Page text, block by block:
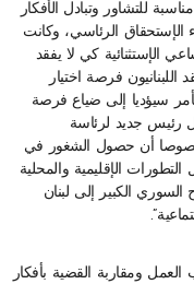
للتشاور وتبادل الأفكار
الإستحقاق الرئاسي، وكانت
الإستثنائية كي لا يفقد
فرصة اختيار
سيؤديا إلى ضياع فرصة
رئيس جديد لرئاسة
خصوصا أن حصول الشغور في
الإقليمية والمحلية
الكبير إلى لبنان
ومقاربة القضية بأفكار